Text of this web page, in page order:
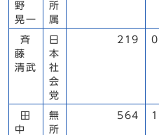
野
晃一
所
属
斉
藤
清武
日
本
社
会
党
219
田
中
無
所
564